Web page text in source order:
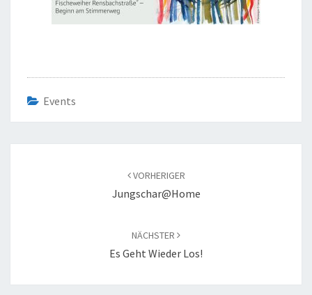
Events
VORHERIGER
Jungschar@Home
NÄCHSTER
Es Geht Wieder Los!